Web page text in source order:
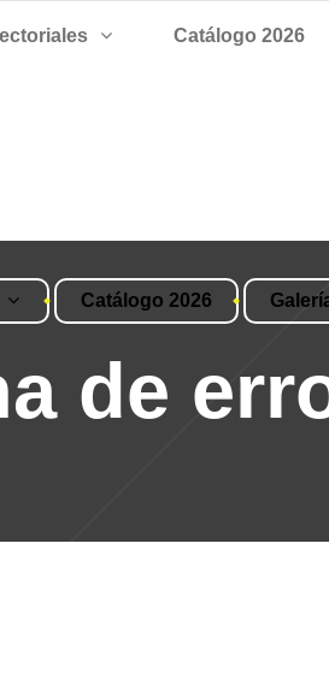
Catálogo 2026
Catálogo 2026
de